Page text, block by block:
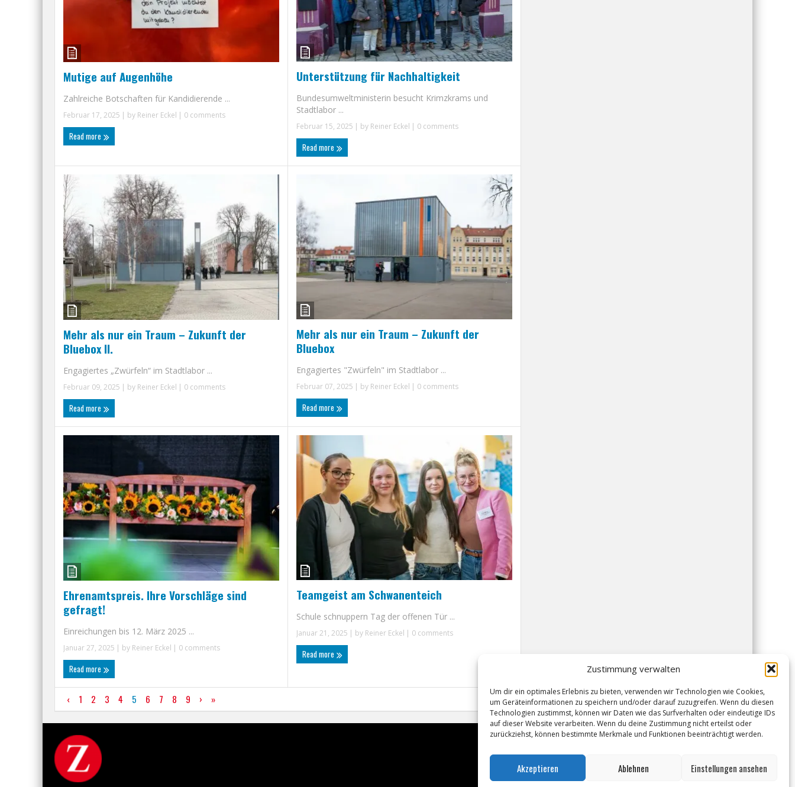
Zustimmung verwalten
Um dir ein optimales Erlebnis zu bieten, verwenden wir Technologien wie Cookies,
um Geräteinformationen zu speichern und/oder darauf zuzugreifen. Wenn du diesen
Technologien zustimmst, können wir Daten wie das Surfverhalten oder eindeutige IDs
auf dieser Website verarbeiten. Wenn du deine Zustimmung nicht erteilst oder
zurückziehst, können bestimmte Merkmale und Funktionen beeinträchtigt werden.
Akzeptieren Ablehnen Einstellungen ansehen
Mutige auf Augenhöhe
Zahlreiche Botschaften für Kandidierende ...
Februar 17, 2025 | by Reiner Eckel | 0 comments
Read more
Unterstützung für Nachhaltigkeit
Bundesumweltministerin besucht Krimzkrams und
Stadtlabor ...
Februar 15, 2025 | by Reiner Eckel | 0 comments
Read more
Mehr als nur ein Traum – Zukunft der
Bluebox II.
Engagiertes „Zwürfeln“ im Stadtlabor ...
Februar 09, 2025 | by Reiner Eckel | 0 comments
Read more
Mehr als nur ein Traum – Zukunft der
Bluebox
Engagiertes "Zwürfeln" im Stadtlabor ...
Februar 07, 2025 | by Reiner Eckel | 0 comments
Read more
Ehrenamtspreis. Ihre Vorschläge sind
gefragt!
Einreichungen bis 12. März 2025 ...
Januar 27, 2025 | by Reiner Eckel | 0 comments
Read more
Teamgeist am Schwanenteich
Schule schnuppern Tag der offenen Tür ...
Januar 21, 2025 | by Reiner Eckel | 0 comments
Read more
‹ 1 2 3 4 5 6 7 8 9 › »